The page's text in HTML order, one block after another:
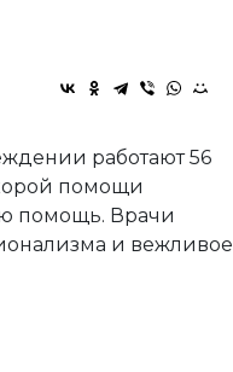
работают 56
помощи
помощь. Врачи
и вежливое